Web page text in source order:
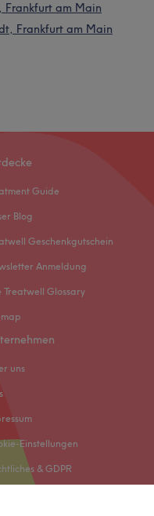
Frankfurt am Main
Frankfurt am Main
Guide
Blog
Geschenkgutschein
Anmeldung
Treatwell Glossary
uns
Einstellungen
& GDPR